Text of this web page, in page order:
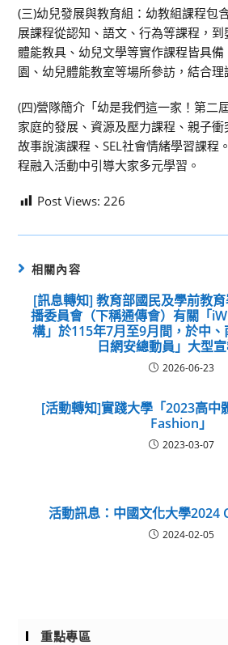
(三)幼兒發展與教育組：幼教組課程包
展課程從認知、語文、行為等課程，
體能教具、幼兒文學等實作課程皆具
園、幼兒體能教室等場所參訪，結合理
(四)營隊簡介「幼是我們這一家！第二
家庭的發展、資源及壓力課程、親子
故事說演課程、SEL社會情緒學習課程
程融入活動中引導大家多元學習。
Post Views: 226
相關內容
[訊息轉知] 教育部國民及學前教
播委員會（下稱通傳會）有關「
構」於115年7月至9月間，於中
日網安總動員」大型
2026-06-23
[活動轉知]實踐大學「2023高中
Fashion」
2023-03-07
活動訊息：中國文化大學2024
2024-02-05
重點專區